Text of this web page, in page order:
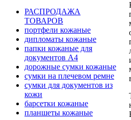
РАСПРОДАЖА
ТОВАРОВ
портфели кожаные
дипломаты кожаные
папки кожаные для
документов А4
дорожные сумки кожаные
сумки на плечевом ремне
сумки для документов из
кожи
барсетки кожаные
планшеты кожаные